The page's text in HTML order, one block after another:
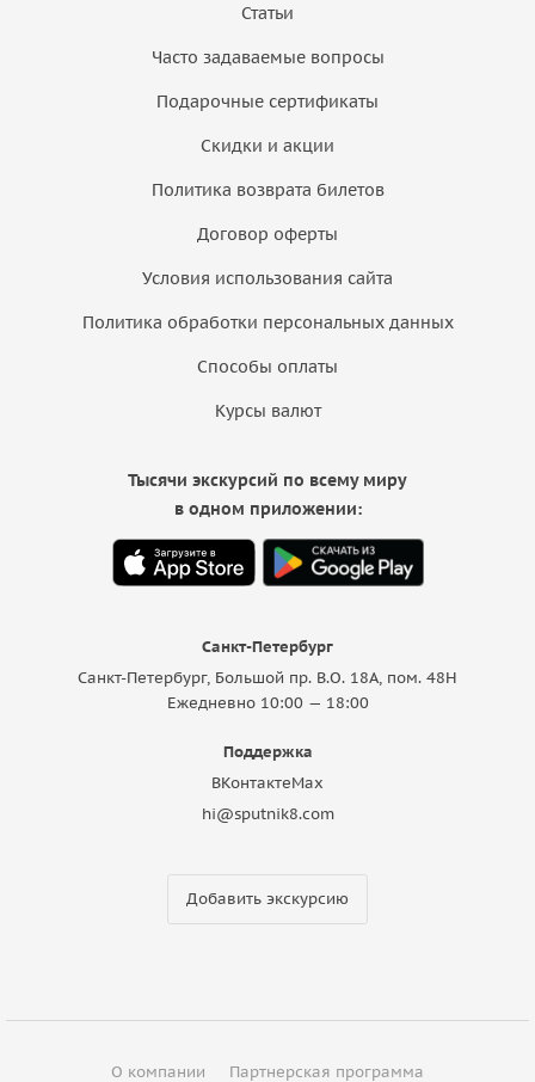
Статьи
Часто задаваемые вопросы
Подарочные сертификаты
Скидки и акции
Политика возврата билетов
Договор оферты
Условия использования сайта
Политика обработки персональных данных
Способы оплаты
Курсы валют
Санкт-Петербург
Санкт-Петербург, Большой пр. В.О. 18A, пом. 48Н
Ежедневно 10:00 — 18:00
Поддержка
ВКонтактеMax
hi@sputnik8.com
Добавить экскурсию
Тысячи экскурсий по всему миру
в одном приложении:
О компании Партнерская программа